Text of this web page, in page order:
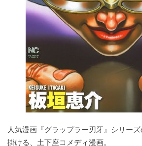
人気漫画『グラップラー刃牙』シリーズ
掛ける、土下座コメディ漫画。